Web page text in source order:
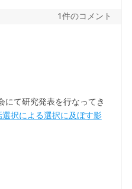
1件のコメント
にて研究発表を行なってき
択による選択に及ぼす影